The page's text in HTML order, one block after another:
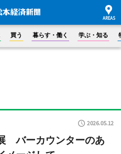
買う 暮らす・働く 学ぶ・知る
2026.05.12
バーカウンターのあ